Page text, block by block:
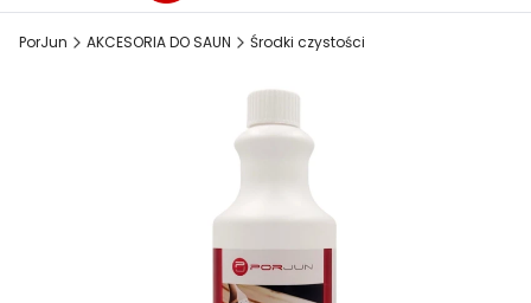
PorJun AKCESORIA DO SAUN Środki czystości